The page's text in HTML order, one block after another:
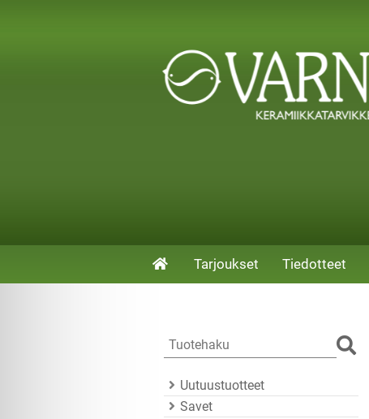
Tarjoukset Tiedotteet
Uutuustuotteet
Savet